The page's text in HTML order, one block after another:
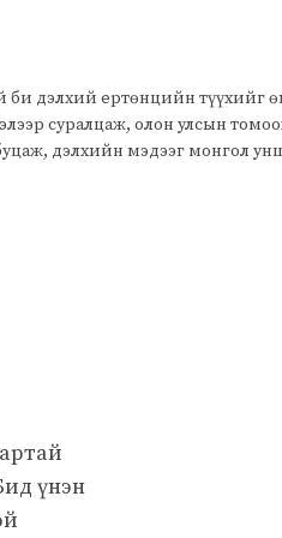
би дэлхий ертөнцийн түүхийг
суралцаж, олон улсын
дэлхийн мэдээг монгол
үнэн